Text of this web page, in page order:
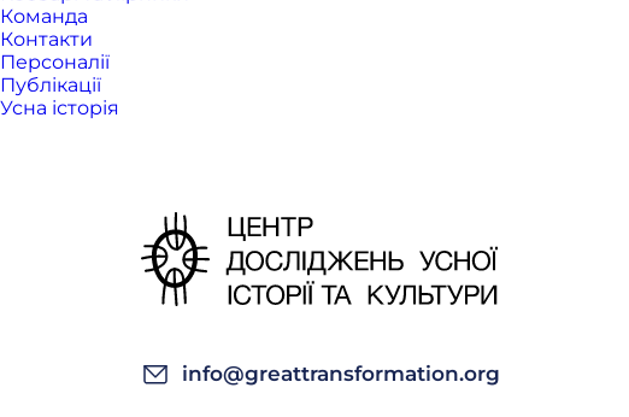
Команда
Контакти
Персоналії
Публікації
Усна історія
info@greattransformation.org